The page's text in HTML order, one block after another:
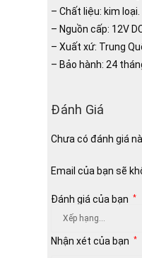
– Chất liệu: kim loại.
– Nguồn cấp: 12V
– Xuất xứ: Trung
– Bảo hành: 24
Đánh Giá
Chưa có đánh giá
Email của bạn sẽ
Đánh giá của bạn *
Nhận xét của bạn *